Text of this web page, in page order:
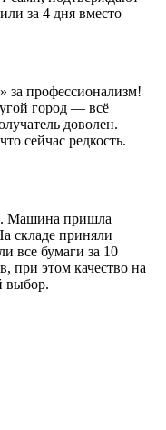
за 4 дня вместо
за профессионализм!
город — всё
доволен.
сейчас редкость.
Машина пришла
складе приняли
все бумаги за 10
при этом качество на
выбор.